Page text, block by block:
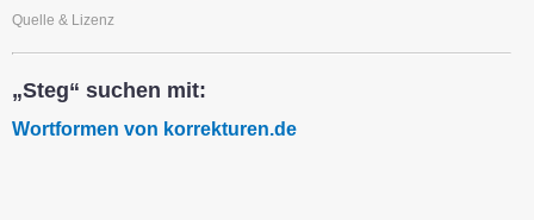
Quelle & Lizenz
„Steg“ suchen mit:
Wortformen von korrekturen.de